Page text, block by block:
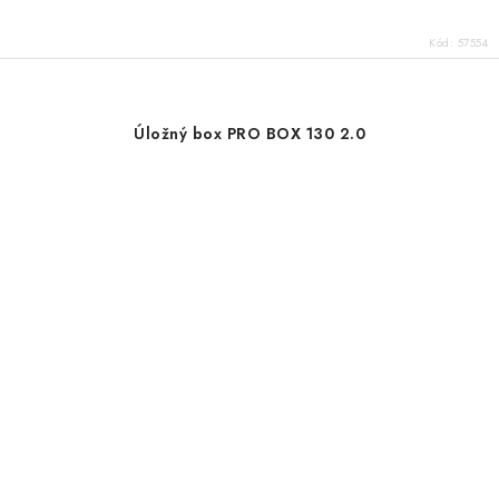
Kód: 57554
Úložný box PRO BOX 130 2.0